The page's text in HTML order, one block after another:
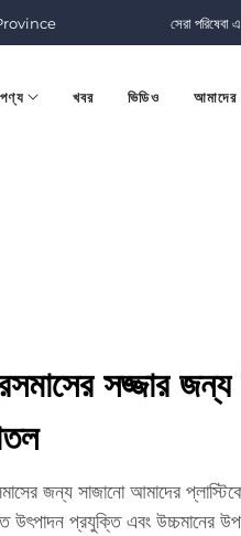
সেরা
পণ্য খবর ভিডিও
সজ্জার জন্য
জন্য সাজানো আমাদের
উৎপাদন প্রযুক্তি এবং উচ্চমানের